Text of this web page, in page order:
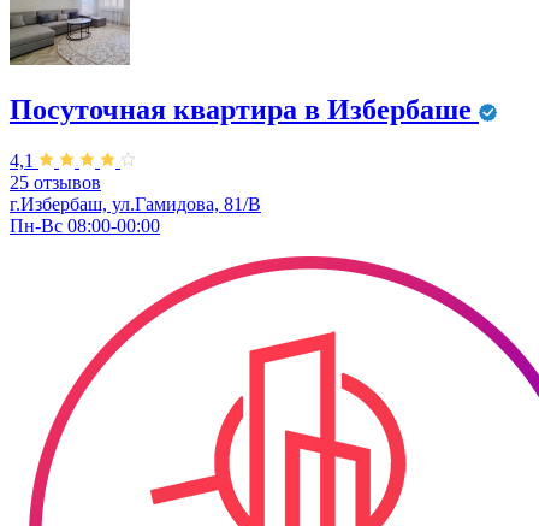
Посуточная квартира в Избербаше
4,1
25 отзывов
г.Избербаш, ул.Гамидова, 81/В
Пн-Вс 08:00-00:00